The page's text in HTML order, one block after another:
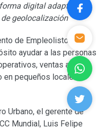
digital adaptada
geolocalización
de Empleolisto, un
ayudar a las personas
ventas al
en pequeños locales,
Urbano, el gerente de
Mundial, Luis Felipe